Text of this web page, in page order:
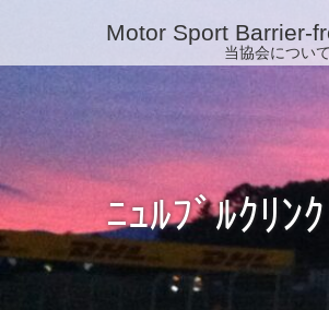
Motor Sport Barrier-
当協会について
ﾆｭﾙﾌﾞﾙｸﾘﾝ